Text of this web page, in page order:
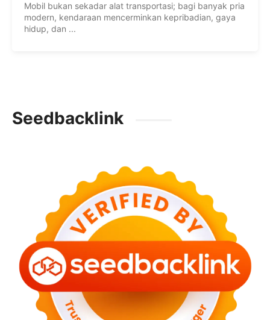
Mobil bukan sekadar alat transportasi; bagi banyak pria
modern, kendaraan mencerminkan kepribadian, gaya
hidup, dan ...
Seedbacklink